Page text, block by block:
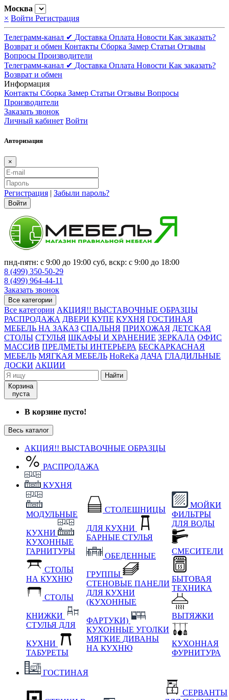
Москва
× Войти Регистрация
Телеграмм-канал ✔ Доставка Оплата Новости Как заказать?
Возврат и обмен Контакты Сборка Замер Статьи Отзывы
Вопросы Производители
Телеграмм-канал ✔ Доставка Оплата Новости Как заказать?
Возврат и обмен
Информация
Контакты Сборка Замер Статьи Отзывы Вопросы
Производители
Заказать звонок
Личный кабинет Войти
Авторизация
×
Регистрация | Забыли пароль?
Войти
пнд-пятн: с 9:00 до 19:00 суб, вскр: с 9:00 до 18:00
8 (499) 350-50-29
8 (499) 964-44-11
Заказать звонок
Все категории
Все категории АКЦИЯ!! ВЫСТАВОЧНЫЕ ОБРАЗЦЫ
РАСПРОДАЖА ДВЕРИ КУПЕ КУХНЯ ГОСТИНАЯ
МЕБЕЛЬ НА ЗАКАЗ СПАЛЬНЯ ПРИХОЖАЯ ДЕТСКАЯ
СТОЛЫ СТУЛЬЯ ШКАФЫ И ХРАНЕНИЕ ЗЕРКАЛА ОФИС
МАССИВ ПРЕДМЕТЫ ИНТЕРЬЕРА БЕСКАРКАСНАЯ
МЕБЕЛЬ МЯГКАЯ МЕБЕЛЬ HoReKa ДАЧА ГЛАДИЛЬНЫЕ
ДОСКИ АКЦИИ
Найти
Корзина
пуста
В корзине пусто!
Весь каталог
АКЦИЯ!! ВЫСТАВОЧНЫЕ ОБРАЗЦЫ
РАСПРОДАЖА
КУХНЯ
МОДУЛЬНЫЕ
КУХНИ
КУХОННЫЕ
ГАРНИТУРЫ
СТОЛЫ
НА КУХНЮ
СТОЛЫ
КНИЖКИ
СТУЛЬЯ ДЛЯ
КУХНИ
ТАБУРЕТЫ
СТОЛЕШНИЦЫ
ДЛЯ КУХНИ
БАРНЫЕ СТУЛЬЯ
ОБЕДЕННЫЕ
ГРУППЫ
СТЕНОВЫЕ ПАНЕЛИ
ДЛЯ КУХНИ
(КУХОННЫЕ
ФАРТУКИ)
КУХОННЫЕ УГОЛКИ
МЯГКИЕ ДИВАНЫ
НА КУХНЮ
МОЙКИ
ФИЛЬТРЫ
ДЛЯ ВОДЫ
СМЕСИТЕЛИ
БЫТОВАЯ
ТЕХНИКА
ВЫТЯЖКИ
КУХОННАЯ
ФУРНИТУРА
ГОСТИНАЯ
СЕРВАНТЫ